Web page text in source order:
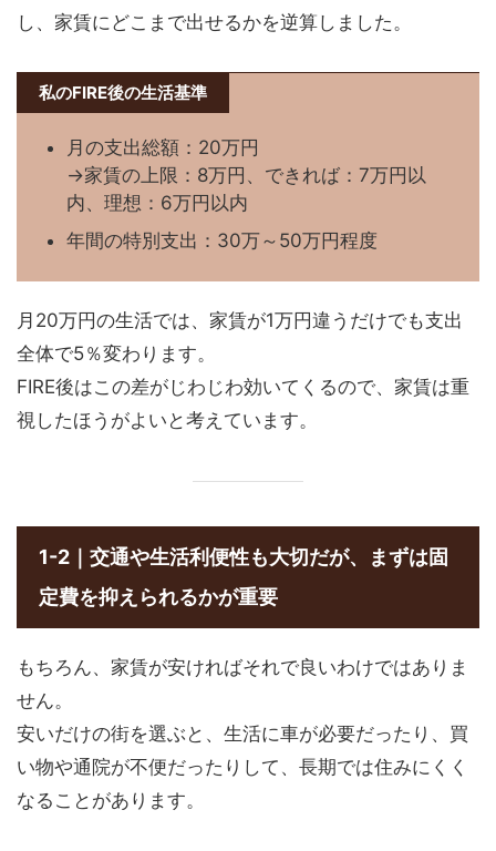
し、家賃にどこまで出せるかを逆算しました。
私のFIRE後の生活基準
月の支出総額：20万円
→家賃の上限：8万円、できれば：7万円以
内、理想：6万円以内
年間の特別支出：30万～50万円程度
月20万円の生活では、家賃が1万円違うだけでも支出
全体で5％変わります。
FIRE後はこの差がじわじわ効いてくるので、家賃は重
視したほうがよいと考えています。
1-2｜交通や生活利便性も大切だが、まずは固
定費を抑えられるかが重要
もちろん、家賃が安ければそれで良いわけではありま
せん。
安いだけの街を選ぶと、生活に車が必要だったり、買
い物や通院が不便だったりして、長期では住みにくく
なることがあります。